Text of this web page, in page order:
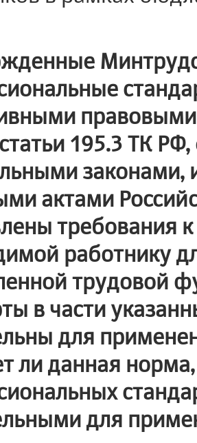
правовыми
195.3 ТК
актами
требования
работнику
трудовой
в части
для
ли данная
для